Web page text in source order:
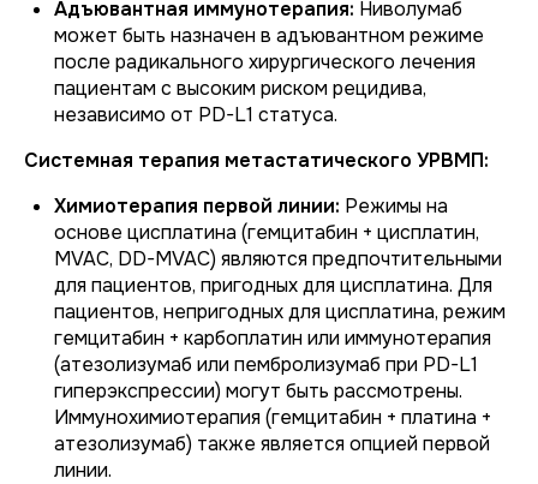
Адъювантная иммунотерапия: Ниволумаб
может быть назначен в адъювантном режиме
после радикального хирургического лечения
пациентам с высоким риском рецидива,
независимо от PD-L1 статуса.
Системная терапия метастатического УРВМП:
Химиотерапия первой линии: Режимы на
основе цисплатина (гемцитабин + цисплатин,
MVAC, DD-MVAC) являются предпочтительными
для пациентов, пригодных для цисплатина. Для
пациентов, непригодных для цисплатина, режим
гемцитабин + карбоплатин или иммунотерапия
(атезолизумаб или пембролизумаб при PD-L1
гиперэкспрессии) могут быть рассмотрены.
Иммунохимиотерапия (гемцитабин + платина +
атезолизумаб) также является опцией первой
линии.